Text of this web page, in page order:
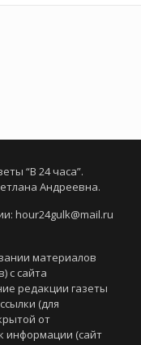
“В 24 часа”.
Андреевна.
hour24gulk@mail.ru
материалов
с сайта
редакции газеты
(для
от
информации (сайт